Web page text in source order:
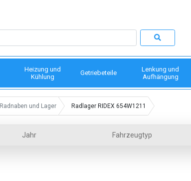
Heizung und
Kühlung
Getriebeteile
Lenkung und
Aufhängung
Radnaben und Lager Radlager RIDEX 654W1211
Jahr Fahrzeugtyp